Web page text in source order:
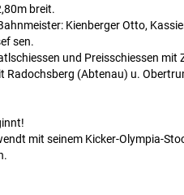
breit.
Kienberger Otto,
sen.
und Preisschiessen mit
Radochsberg (Abtenau) u.
mit seinem Kicker-Olympia-